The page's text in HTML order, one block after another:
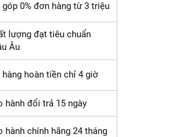
góp 0% đơn hàng từ 3 triệu
lượng đạt tiêu chuẩn
Âu
hàng hoàn tiền chỉ 4 giờ
hành đổi trả 15 ngày
hành chính hãng 24 tháng